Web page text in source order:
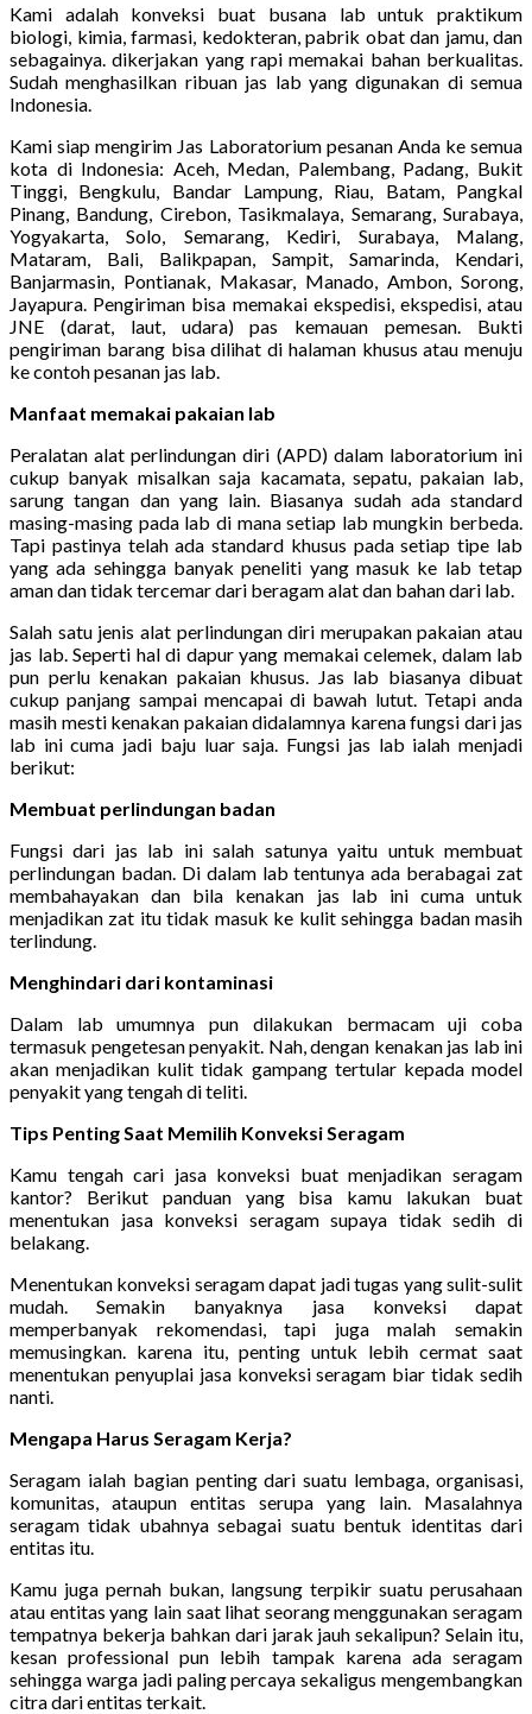
Kami adalah konveksi buat busana lab untuk praktikum
biologi, kimia, farmasi, kedokteran, pabrik obat dan jamu, dan
sebagainya. dikerjakan yang rapi memakai bahan berkualitas.
Sudah menghasilkan ribuan jas lab yang digunakan di semua
Indonesia.
Kami siap mengirim Jas Laboratorium pesanan Anda ke semua
kota di Indonesia: Aceh, Medan, Palembang, Padang, Bukit
Tinggi, Bengkulu, Bandar Lampung, Riau, Batam, Pangkal
Pinang, Bandung, Cirebon, Tasikmalaya, Semarang, Surabaya,
Yogyakarta, Solo, Semarang, Kediri, Surabaya, Malang,
Mataram, Bali, Balikpapan, Sampit, Samarinda, Kendari,
Banjarmasin, Pontianak, Makasar, Manado, Ambon, Sorong,
Jayapura. Pengiriman bisa memakai ekspedisi, ekspedisi, atau
JNE (darat, laut, udara) pas kemauan pemesan. Bukti
pengiriman barang bisa dilihat di halaman khusus atau menuju
ke contoh pesanan jas lab.
Manfaat memakai pakaian lab
Peralatan alat perlindungan diri (APD) dalam laboratorium ini
cukup banyak misalkan saja kacamata, sepatu, pakaian lab,
sarung tangan dan yang lain. Biasanya sudah ada standard
masing-masing pada lab di mana setiap lab mungkin berbeda.
Tapi pastinya telah ada standard khusus pada setiap tipe lab
yang ada sehingga banyak peneliti yang masuk ke lab tetap
aman dan tidak tercemar dari beragam alat dan bahan dari lab.
Salah satu jenis alat perlindungan diri merupakan pakaian atau
jas lab. Seperti hal di dapur yang memakai celemek, dalam lab
pun perlu kenakan pakaian khusus. Jas lab biasanya dibuat
cukup panjang sampai mencapai di bawah lutut. Tetapi anda
masih mesti kenakan pakaian didalamnya karena fungsi dari jas
lab ini cuma jadi baju luar saja. Fungsi jas lab ialah menjadi
berikut:
Membuat perlindungan badan
Fungsi dari jas lab ini salah satunya yaitu untuk membuat
perlindungan badan. Di dalam lab tentunya ada berabagai zat
membahayakan dan bila kenakan jas lab ini cuma untuk
menjadikan zat itu tidak masuk ke kulit sehingga badan masih
terlindung.
Menghindari dari kontaminasi
Dalam lab umumnya pun dilakukan bermacam uji coba
termasuk pengetesan penyakit. Nah, dengan kenakan jas lab ini
akan menjadikan kulit tidak gampang tertular kepada model
penyakit yang tengah di teliti.
Tips Penting Saat Memilih Konveksi Seragam
Kamu tengah cari jasa konveksi buat menjadikan seragam
kantor? Berikut panduan yang bisa kamu lakukan buat
menentukan jasa konveksi seragam supaya tidak sedih di
belakang.
Menentukan konveksi seragam dapat jadi tugas yang sulit-sulit
mudah. Semakin banyaknya jasa konveksi dapat
memperbanyak rekomendasi, tapi juga malah semakin
memusingkan. karena itu, penting untuk lebih cermat saat
menentukan penyuplai jasa konveksi seragam biar tidak sedih
nanti.
Mengapa Harus Seragam Kerja?
Seragam ialah bagian penting dari suatu lembaga, organisasi,
komunitas, ataupun entitas serupa yang lain. Masalahnya
seragam tidak ubahnya sebagai suatu bentuk identitas dari
entitas itu.
Kamu juga pernah bukan, langsung terpikir suatu perusahaan
atau entitas yang lain saat lihat seorang menggunakan seragam
tempatnya bekerja bahkan dari jarak jauh sekalipun? Selain itu,
kesan professional pun lebih tampak karena ada seragam
sehingga warga jadi paling percaya sekaligus mengembangkan
citra dari entitas terkait.